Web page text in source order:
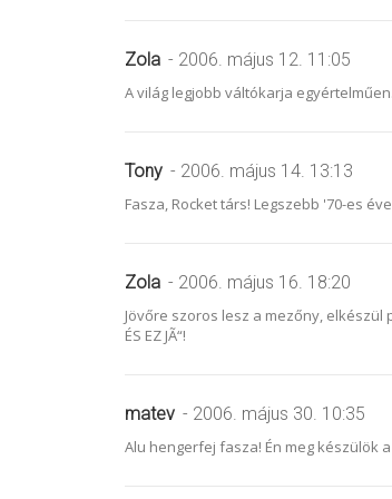
Zola - 2006. május 12. 11:05
A világ legjobb váltókarja
Tony - 2006. május 14. 13:13
Fasza, Rocket társ! Legszebb '70-es
Zola - 2006. május 16. 18:20
Jövőre szoros lesz a mezőny, elkészül
ÉS EZ JÃ“!
matev - 2006. május 30. 10:35
Alu hengerfej fasza! Én meg készülök a